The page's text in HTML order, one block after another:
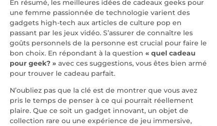
En résumé, les meilleures idées de cadeaux geeks pour
une femme passionnée de technologie varient des
gadgets high-tech aux articles de culture pop en
passant par les jeux vidéo. S’assurer de connaître les
goûts personnels de la personne est crucial pour faire le
bon choix. En répondant à la question « quel cadeau
pour geek? » avec ces suggestions, vous êtes bien armé
pour trouver le cadeau parfait.
N’oubliez pas que la clé est de montrer que vous avez
pris le temps de penser à ce qui pourrait réellement
plaire. Que ce soit un gadget innovant, un objet de
collection rare ou une expérience de jeu immersive,